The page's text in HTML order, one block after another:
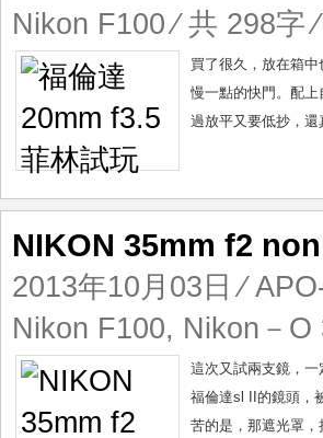
Nikon F100⁄ 共 298字
買了很久，放在箱
慢一點的快門。配
過放平又要低抄，
NIKON 35mm f2
2013年10月03日 ⁄
Nikon F100, Nikon－O
這次又試兩支鏡，
福倫達sl II的鏡頭，
苦的是，那遮光罩